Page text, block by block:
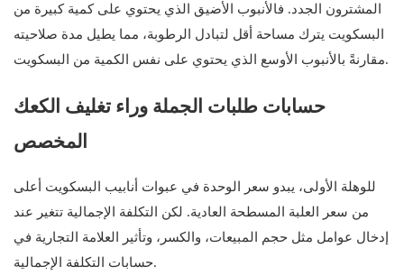
المشترون الجدد. فالأنبوب الأضيق الذي يحتوي على كمية كبيرة من
البسكويت يترك مساحة أقل لتبادل الرطوبة، مما يطيل مدة صلاحيته
مقارنةً بالأنبوب الأوسع الذي يحتوي على نفس الكمية من البسكويت.
حسابات طلبات الجملة وراء تغليف الكعك
المخصص
للوهلة الأولى، يبدو سعر الوحدة في عبوات أنابيب البسكويت أعلى
من سعر العلبة المسطحة العادية. لكن التكلفة الإجمالية تتغير عند
إدخال عوامل مثل حجم المبيعات، والكسر، وتأثير العلامة التجارية في
حسابات التكلفة الإجمالية.